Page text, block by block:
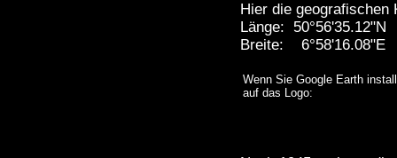
Hier die geografischen
Länge: 50°56'35.12"N
Breite: 6°58'16.08"E
Wenn Sie Google Earth
auf das Logo: